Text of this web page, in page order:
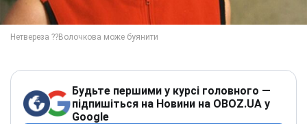
Будьте першими у курсі головного —
підпишіться на Новини на OBOZ.UA у
Google